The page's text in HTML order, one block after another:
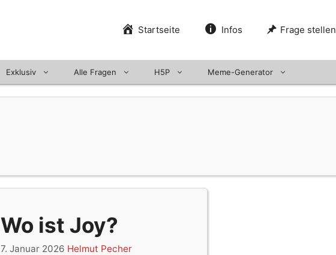
Startseite Infos Frage stellen
Exklusiv Alle Fragen H5P Meme-Generator
Wo ist Joy?
7. Januar 2026 Helmut Pecher